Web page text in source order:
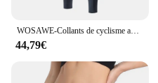
44,79€